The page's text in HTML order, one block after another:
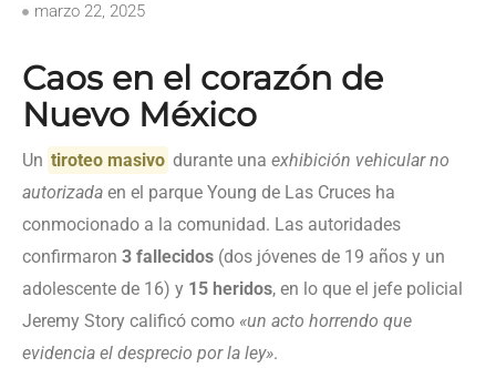
marzo 22, 2025
Caos en el corazón de
Nuevo México
Un tiroteo masivo durante unaexhibición vehicular no
autorizada en el parque Young de Las Cruces ha
conmocionado a la comunidad. Las autoridades
confirmaron 3 fallecidos (dos jóvenes de 19 años y un
adolescente de 16) y 15 heridos, en lo que el jefe policial
Jeremy Story calificó como «un acto horrendo que
evidencia el desprecio por la ley».